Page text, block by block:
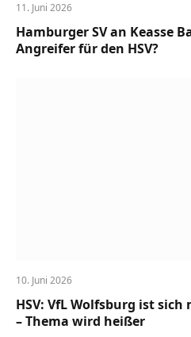
11. Juni 2026
Hamburger SV an Keasse
Angreifer für den HSV?
10. Juni 2026
HSV: VfL Wolfsburg ist
– Thema wird heißer